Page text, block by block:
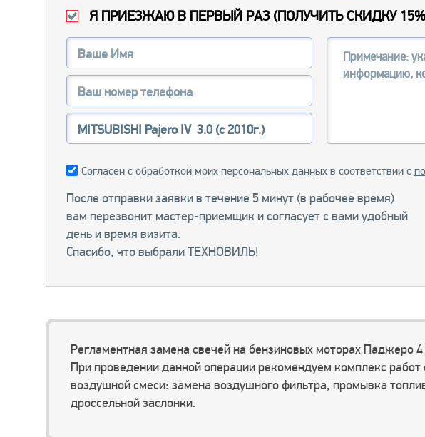
Я ПРИЕЗЖАЮ В ПЕРВЫЙ РАЗ (ПОЛУЧИТЬ СКИДКУ
Согласен с обработкой моих персональных данных в соответствии с
После отправки заявки в течение 5 минут (в рабочее время)
вам перезвонит мастер-приемщик и согласует с вами удобный
день и время визита.
Спасибо, что выбрали ТЕХНОВИЛЬ!
Регламентная замена свечей на бензиновых моторах Паджеро
При проведении данной операции рекомендуем комплекс
воздушной смеси: замена воздушного фильтра, промывка
дроссельной заслонки.